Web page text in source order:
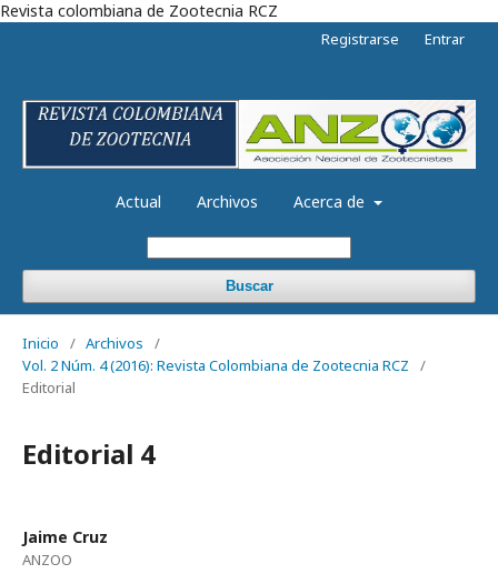
Revista colombiana de Zootecnia RCZ
Actual Archivos Acerca de
Buscar
Registrarse Entrar
Inicio / Archivos
/
Vol. 2 Núm. 4 (2016): Revista Colombiana de Zootecnia RCZ
/
Editorial
Editorial 4
Jaime Cruz
ANZOO